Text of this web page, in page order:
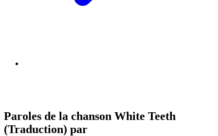
Paroles de la chanson White Teeth
(Traduction) par